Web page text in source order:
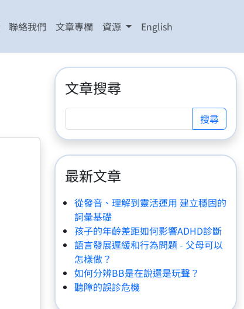
聯絡我們 文章專欄 資源 English
文章搜尋
最新文章
從發音、理解到靈活運用 建立穩固的
詞彙基礎
孩子的年齡差距如何影響ADHD診斷
語言發展遲緩和行為問題 - 父母可以
怎樣做？
如何分辨BB是在說還是玩聲？
聽障的誤診危機